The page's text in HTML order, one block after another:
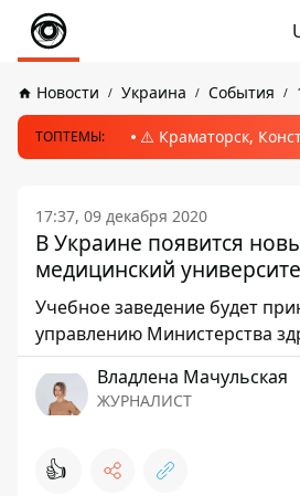
Новости Украина События
ТОПТЕМЫ: ⚠️ Краматорск,
17:37, 09 декабря 2020
В Украине появится
медицинский
Учебное заведение будет
управлению Министерства
Владлена Мачульская
ЖУРНАЛИСТ
👍